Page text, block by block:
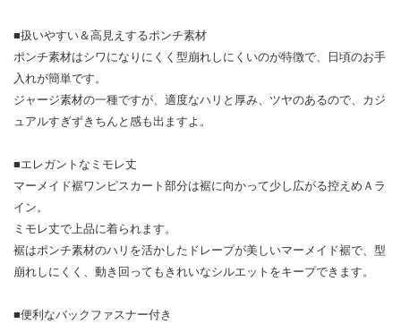
■扱いやすい＆高見えするポンチ素材
ポンチ素材はシワになりにくく型崩れしにくいのが特徴で、日頃のお手
入れが簡単です。
ジャージ素材の一種ですが、適度なハリと厚み、ツヤのあるので、カジ
ュアルすぎずきちんと感も出ますよ。
■エレガントなミモレ丈
マーメイド裾ワンピスカート部分は裾に向かって少し広がる控えめＡラ
イン。
ミモレ丈で上品に着られます。
裾はポンチ素材のハリを活かしたドレープが美しいマーメイド裾で、型
崩れしにくく、動き回ってもきれいなシルエットをキープできます。
■便利なバックファスナー付き